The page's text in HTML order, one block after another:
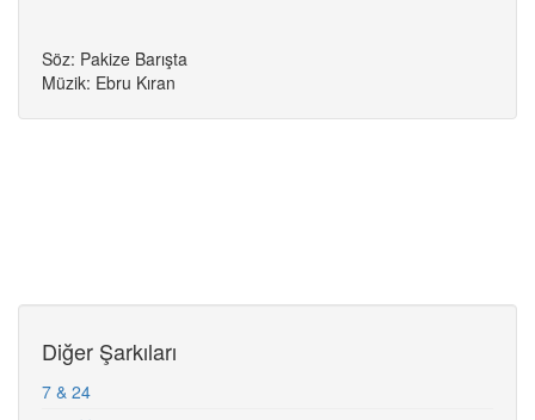
Söz: Pakize Barışta
Müzik: Ebru Kıran
Diğer Şarkıları
7 & 24